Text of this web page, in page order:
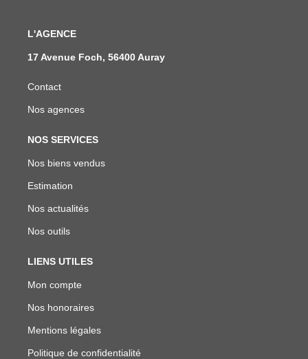
L'AGENCE
17 Avenue Foch, 56400 Auray
Contact
Nos agences
NOS SERVICES
Nos biens vendus
Estimation
Nos actualités
Nos outils
LIENS UTILES
Mon compte
Nos honoraires
Mentions légales
Politique de confidentialité